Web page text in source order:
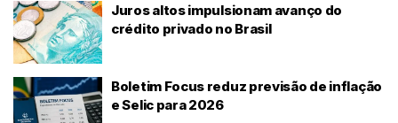
Juros altos impulsionam avanço do
crédito privado no Brasil
Boletim Focus reduz previsão de inflação
e Selic para 2026